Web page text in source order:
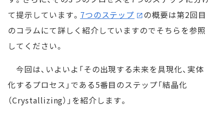
て提示しています。 7つのステップ
の概要は第2回目
のコラムにて詳しく紹介していますのでそちらを参照
してください。
今回は、いよいよ「その出現する未来を具現化、実体
化するプロセス」である5番目のステップ「結晶化
（Crystallizing）」を紹介します。